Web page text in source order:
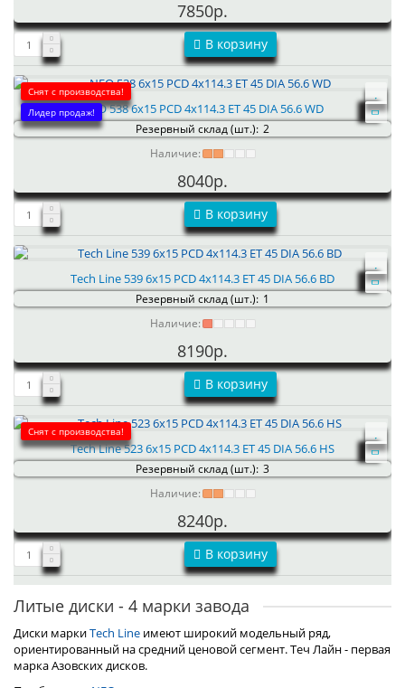
7850р.
В корзину
Снят с производства!
Лидер продаж!NEO 538 6x15 PCD 4x114.3 ET 45 DIA 56.6 WD
Резервный склад (шт.): 2
Наличие:
8040р.
В корзину
Tech Line 539 6x15 PCD 4x114.3 ET 45 DIA 56.6 BD
Резервный склад (шт.): 1
Наличие:
8190р.
В корзину
Снят с производства!
Tech Line 523 6x15 PCD 4x114.3 ET 45 DIA 56.6 HS
Резервный склад (шт.): 3
Наличие:
8240р.
В корзину
Литые диски - 4 марки завода
Диски маркиTech Line имеют широкий модельный ряд,
ориентированный на средний ценовой сегмент. Теч Лайн - первая
марка Азовских дисков.